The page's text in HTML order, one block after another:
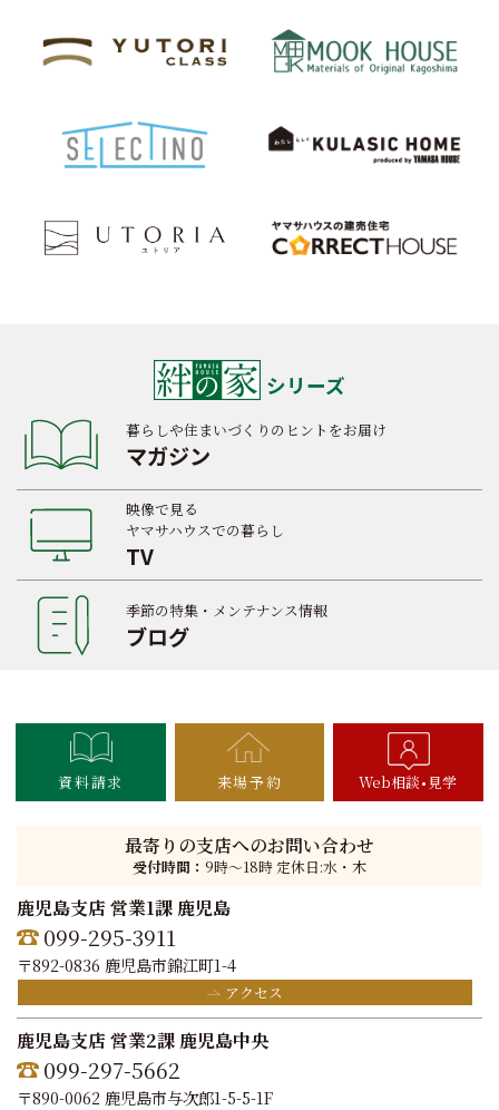
シリーズ
暮らしや住まいづくりのヒントをお届け
マガジン
映像で見る
ヤマサハウスでの暮らし
TV
季節の特集・メンテナンス情報
ブログ
資料請求 来場予約 Web相談 見学
最寄りの支店へのお問い合わせ
受付時間： 9時〜18時 定休日:水・木
鹿児島支店 営業1課 鹿児島
099-295-3911
〒892-0836 鹿児島市錦江町1-4
アクセス
鹿児島支店 営業2課 鹿児島中央
099-297-5662
〒890-0062 鹿児島市与次郎1-5-5-1F